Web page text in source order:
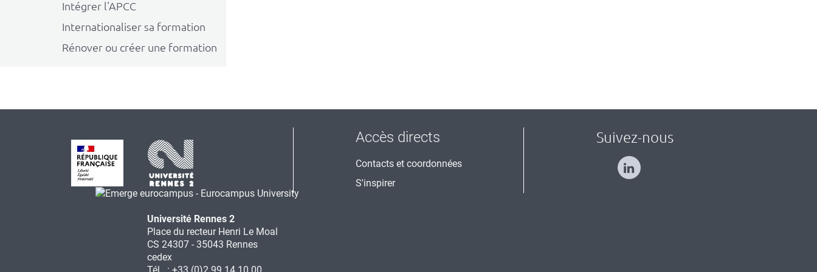
Intégrer l'APCC
Internationaliser sa formation
Rénover ou créer une formation
Université Rennes 2
Place du recteur Henri Le Moal
CS 24307 - 35043 Rennes
cedex
Accès directs
Contacts et coordonnées
S'inspirer
Suivez-nous